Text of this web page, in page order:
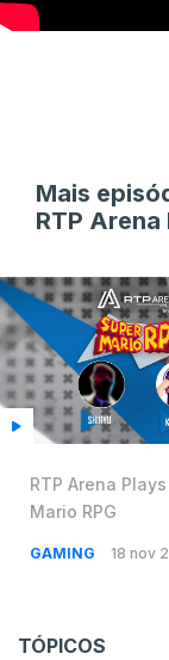
Mais
RTP Arena
RTP Arena
Mario RPG
GAMING 18 nov
TÓPICOS